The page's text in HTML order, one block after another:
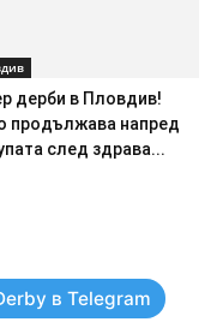
дерби в Пловдив!
продължава напред
след здрава...
в Telegram